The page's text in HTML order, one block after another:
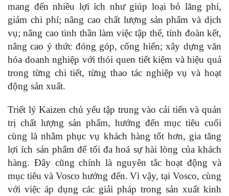
mang đến nhiều lợi ích như giúp loại bỏ lãng phí,
giảm chi phí; nâng cao chất lượng sản phẩm và dịch
vụ; nâng cao tinh thần làm việc tập thể, tính đoàn kết,
nâng cao ý thức đóng góp, cống hiến; xây dựng văn
hóa doanh nghiệp với thói quen tiết kiệm và hiệu quả
trong từng chi tiết, từng thao tác nghiệp vụ và hoạt
động sản xuất.
Triết lý Kaizen chủ yếu tập trung vào cải tiến và quản
trị chất lượng sản phẩm, hướng đến mục tiêu cuối
cùng là nhằm phục vụ khách hàng tốt hơn, gia tăng
lợi ích sản phẩm để tối đa hoá sự hài lòng của khách
hàng. Đây cũng chính là nguyên tắc hoạt động và
mục tiêu và Vosco hướng đến. Vì vậy, tại Vosco, cùng
với việc áp dụng các giải pháp trong sản xuất kinh